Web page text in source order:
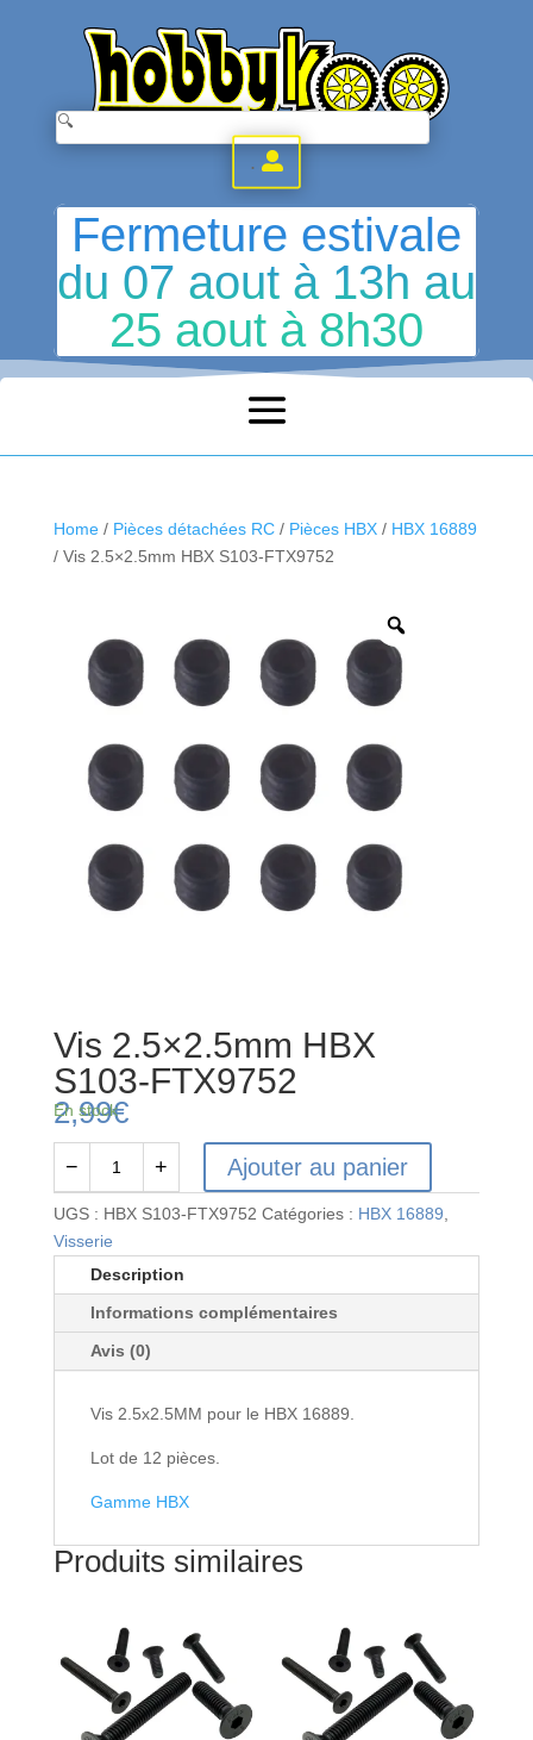
.
Fermeture estivale
du 07 aout à 13h au
25 aout à 8h30
Home/ Pièces détachées RC/ Pièces HBX/ HBX 16889
/ Vis 2.5×2.5mm HBX S103-FTX9752
Vis 2.5×2.5mm HBX
S103-FTX9752
2,99€
En stock
quantité
de
Vis
2.5x2.5mm
S103-
FTX9752
− + Ajouter au panier
UGS : HBX S103-FTX9752 Catégories : HBX 16889
Visserie
Description
Informations complémentaires
Avis (0)
Vis 2.5x2.5MM pour le HBX 16889.
Lot de 12 pièces.
Gamme HBX
Produits similaires